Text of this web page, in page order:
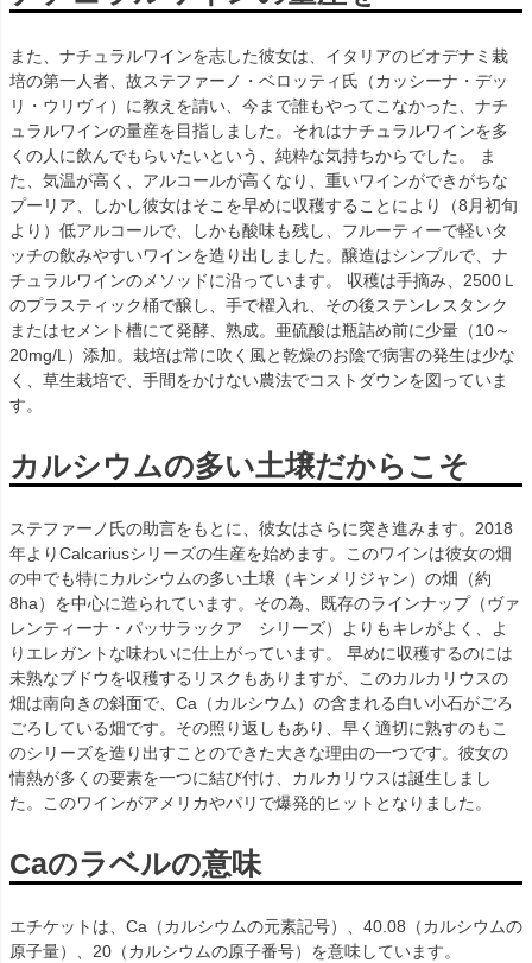
また、ナチュラルワインを志した彼女は、イタリアのビオデナミ栽
培の第一人者、故ステファーノ・ベロッティ氏（カッシーナ・デッ
リ・ウリヴィ）に教えを請い、今まで誰もやってこなかった、ナチ
ュラルワインの量産を目指しました。それはナチュラルワインを多
くの人に飲んでもらいたいという、純粋な気持ちからでした。 ま
た、気温が高く、アルコールが高くなり、重いワインができがちな
プーリア、しかし彼女はそこを早めに収穫することにより（8月初旬
より）低アルコールで、しかも酸味も残し、フルーティーで軽いタ
ッチの飲みやすいワインを造り出しました。醸造はシンプルで、ナ
チュラルワインのメソッドに沿っています。 収穫は手摘み、2500Ｌ
のプラスティック桶で醸し、手で櫂入れ、その後ステンレスタンク
またはセメント槽にて発酵、熟成。亜硫酸は瓶詰め前に少量（10～
20mg/L）添加。栽培は常に吹く風と乾燥のお陰で病害の発生は少な
く、草生栽培で、手間をかけない農法でコストダウンを図っていま
す。
カルシウムの多い土壌だからこそ
ステファーノ氏の助言をもとに、彼女はさらに突き進みます。2018
年よりCalcariusシリーズの生産を始めます。このワインは彼女の畑
の中でも特にカルシウムの多い土壌（キンメリジャン）の畑（約
8ha）を中心に造られています。その為、既存のラインナップ（ヴァ
レンティーナ・パッサラックア シリーズ）よりもキレがよく、よ
りエレガントな味わいに仕上がっています。 早めに収穫するのには
未熟なブドウを収穫するリスクもありますが、このカルカリウスの
畑は南向きの斜面で、Ca（カルシウム）の含まれる白い小石がごろ
ごろしている畑です。その照り返しもあり、早く適切に熟すのもこ
のシリーズを造り出すことのできた大きな理由の一つです。彼女の
情熱が多くの要素を一つに結び付け、カルカリウスは誕生しまし
た。このワインがアメリカやパリで爆発的ヒットとなりました。
Caのラベルの意味
エチケットは、Ca（カルシウムの元素記号）、40.08（カルシウムの
原子量）、20（カルシウムの原子番号）を意味しています。